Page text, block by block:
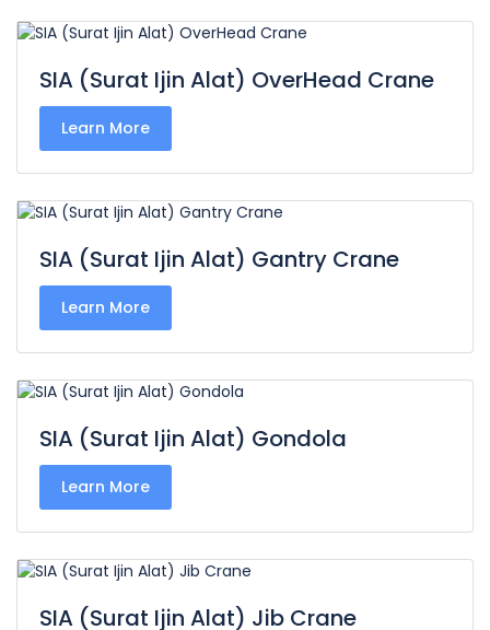
SIA (Surat Ijin Alat) OverHead Crane
Learn More
SIA (Surat Ijin Alat) Gantry Crane
Learn More
SIA (Surat Ijin Alat) Gondola
Learn More
SIA (Surat Ijin Alat) Jib Crane